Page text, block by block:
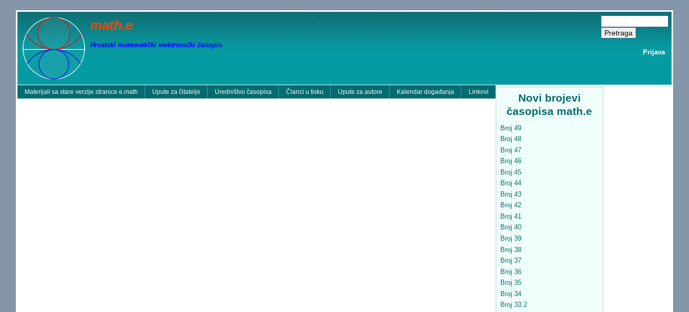
math.e
Hrvatski matematički elektronički časopis
Prijava
Materijali sa stare verzije stranice e.math Upute za čitatelje Uredništvo časopisa Članci u tisku Upute za autore Kalendar događanja Linkovi
Novi brojevi
časopisa math.e
Broj 49
Broj 48
Broj 47
Broj 46
Broj 45
Broj 44
Broj 43
Broj 42
Broj 41
Broj 40
Broj 39
Broj 38
Broj 37
Broj 36
Broj 35
Broj 34
Broj 33.2